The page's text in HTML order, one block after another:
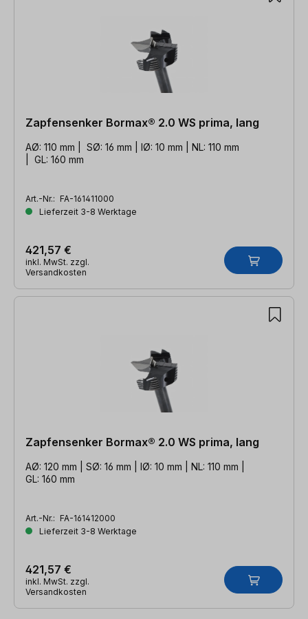
Zapfensenker Bormax® 2.0 WS prima, lang
AØ: 110 mm | SØ: 16 mm | IØ: 10 mm | NL: 110 mm
| GL: 160 mm
Art.-Nr.: FA-161411000
Lieferzeit 3-8 Werktage
421,57 €
inkl. MwSt. zzgl.
Versandkosten
Zapfensenker Bormax® 2.0 WS prima, lang
AØ: 120 mm | SØ: 16 mm | IØ: 10 mm | NL: 110 mm |
GL: 160 mm
Art.-Nr.: FA-161412000
Lieferzeit 3-8 Werktage
421,57 €
inkl. MwSt. zzgl.
Versandkosten